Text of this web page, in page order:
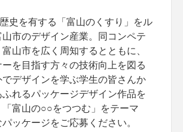
史を有する「富山のくすり」をル
市のデザイン産業。同コンペテ
山市を広く周知するとともに、
を目指す方々の技術向上を図る
デザインを学ぶ学生の皆さんか
ふれるパッケージデザイン作品を
富山の○○をつつむ」をテーマ
ッケージをご応募ください。